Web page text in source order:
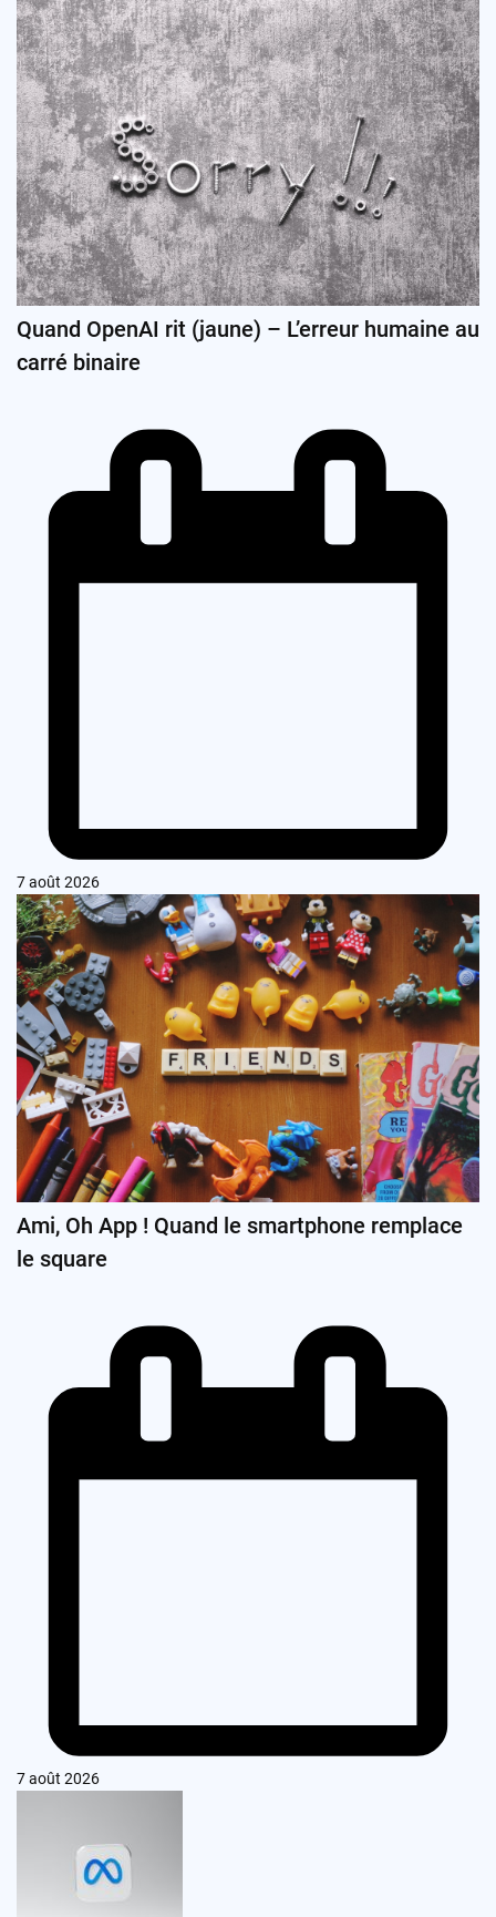
Quand OpenAI rit (jaune) – L’erreur humaine au
carré binaire
7 août 2026
Ami, Oh App ! Quand le smartphone remplace
le square
7 août 2026